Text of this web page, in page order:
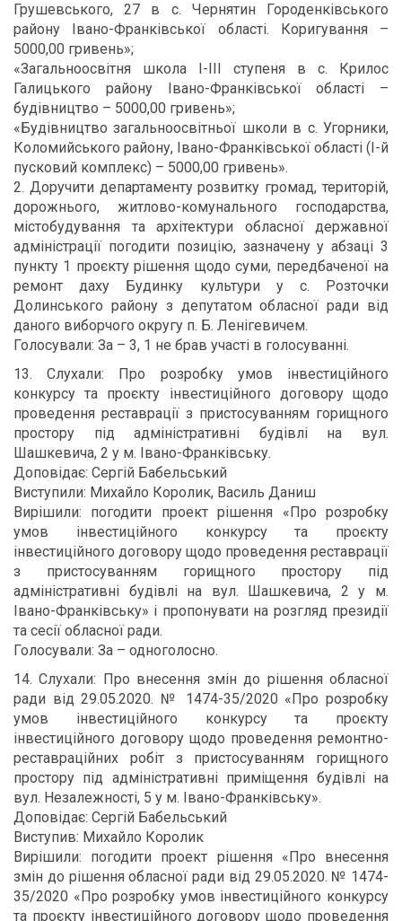
Грушевського, 27 в с. Чернятин Городенківського
району Івано-Франківської області. Коригування –
5000,00 гривень»;
«Загальноосвітня школа I-III ступеня в с. Крилос
Галицького району Івано-Франківської області –
будівництво – 5000,00 гривень»;
«Будівництво загальноосвітньої школи в с. Угорники,
Коломийського району, Івано-Франківської області (I-й
пусковий комплекс) – 5000,00 гривень».
2. Доручити департаменту розвитку громад, територій,
дорожнього, житлово-комунального господарства,
містобудування та архітектури обласної державної
адміністрації погодити позицію, зазначену у абзаці 3
пункту 1 проєкту рішення щодо суми, передбаченої на
ремонт даху Будинку культури у с. Розточки
Долинського району з депутатом обласної ради від
даного виборчого округу п. Б. Ленігевичем.
Голосували: За – 3, 1 не брав участі в голосуванні.
13. Слухали: Про розробку умов інвестиційного
конкурсу та проєкту інвестиційного договору щодо
проведення реставрації з пристосуванням горищного
простору під адміністративні будівлі на вул.
Шашкевича, 2 у м. Івано-Франківську.
Доповідає: Сергій Бабельський
Виступили: Михайло Королик, Василь Даниш
Вирішили: погодити проект рішення «Про розробку
умов інвестиційного конкурсу та проєкту
інвестиційного договору щодо проведення реставрації
з пристосуванням горищного простору під
адміністративні будівлі на вул. Шашкевича, 2 у м.
Івано-Франківську» і пропонувати на розгляд президії
та сесії обласної ради.
Голосували: За – одноголосно.
14. Слухали: Про внесення змін до рішення обласної
ради від 29.05.2020. № 1474-35/2020 «Про розробку
умов інвестиційного конкурсу та проєкту
інвестиційного договору щодо проведення ремонтно-
реставраційних робіт з пристосуванням горищного
простору під адміністративні приміщення будівлі на
вул. Незалежності, 5 у м. Івано-Франківську».
Доповідає: Сергій Бабельський
Виступив: Михайло Королик
Вирішили: погодити проект рішення «Про внесення
змін до рішення обласної ради від 29.05.2020. № 1474-
35/2020 «Про розробку умов інвестиційного конкурсу
та проєкту інвестиційного договору щодо проведення